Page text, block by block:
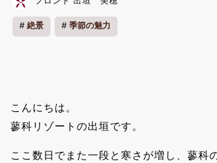
絶景 季節の魅力
こんにちは。
蓼科リゾートの出垣です。
ここ数日でまた一段と寒さが増し、蓼科